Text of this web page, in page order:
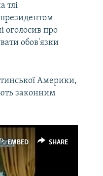
тлі
президентом
оголосив про
обов'язки
Америки,
законним
EMBED SHARE